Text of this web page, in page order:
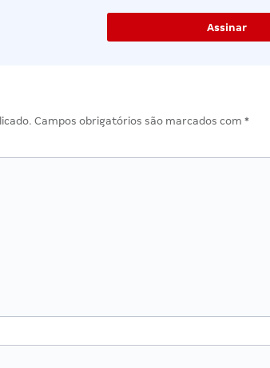
Campos obrigatórios são marcados com *